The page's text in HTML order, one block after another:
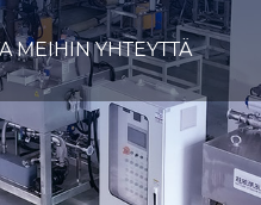
MEIHIN YHTEYTTÄ